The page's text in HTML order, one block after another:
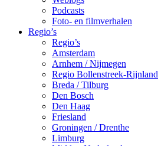
Podcasts
Foto- en filmverhalen
Regio’s
Regio’s
Amsterdam
Arnhem / Nijmegen
Regio Bollenstreek-Rijnland
Breda / Tilburg
Den Bosch
Den Haag
Friesland
Groningen / Drenthe
Limburg